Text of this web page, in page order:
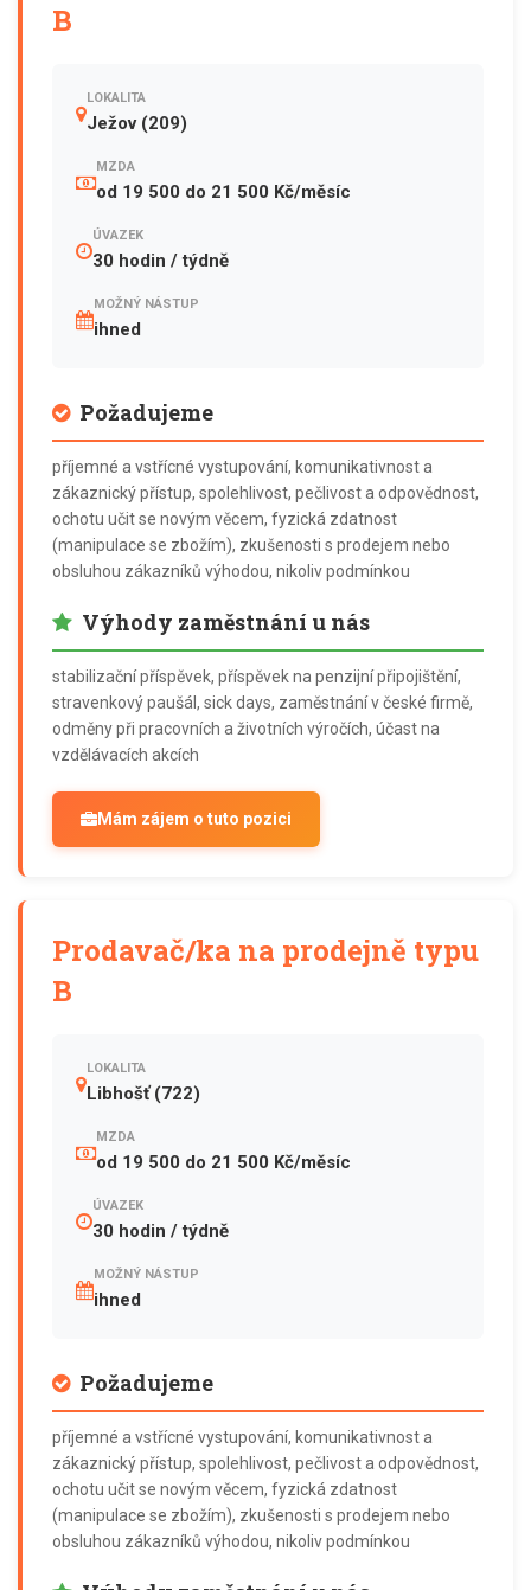
B
LOKALITA
Ježov (209)
MZDA
od 19 500 do 21 500 Kč/měsíc
ÚVAZEK
30 hodin / týdně
MOŽNÝ NÁSTUP
ihned
Požadujeme
příjemné a vstřícné vystupování, komunikativnost a
zákaznický přístup, spolehlivost, pečlivost a odpovědnost,
ochotu učit se novým věcem, fyzická zdatnost
(manipulace se zbožím), zkušenosti s prodejem nebo
obsluhou zákazníků výhodou, nikoliv podmínkou
Výhody zaměstnání u nás
stabilizační příspěvek, příspěvek na penzijní připojištění,
stravenkový paušál, sick days, zaměstnání v české firmě,
odměny při pracovních a životních výročích, účast na
vzdělávacích akcích
Mám zájem o tuto pozici
Prodavač/ka na prodejně typu
B
LOKALITA
Libhošť (722)
MZDA
od 19 500 do 21 500 Kč/měsíc
ÚVAZEK
30 hodin / týdně
MOŽNÝ NÁSTUP
ihned
Požadujeme
příjemné a vstřícné vystupování, komunikativnost a
zákaznický přístup, spolehlivost, pečlivost a odpovědnost,
ochotu učit se novým věcem, fyzická zdatnost
(manipulace se zbožím), zkušenosti s prodejem nebo
obsluhou zákazníků výhodou, nikoliv podmínkou